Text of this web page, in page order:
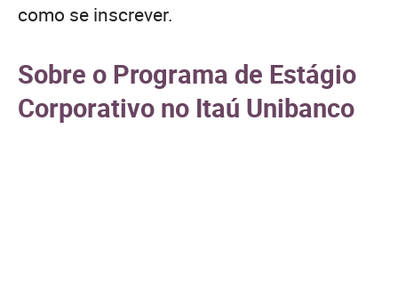
como se inscrever.
Sobre o Programa de Estágio
Corporativo no Itaú Unibanco